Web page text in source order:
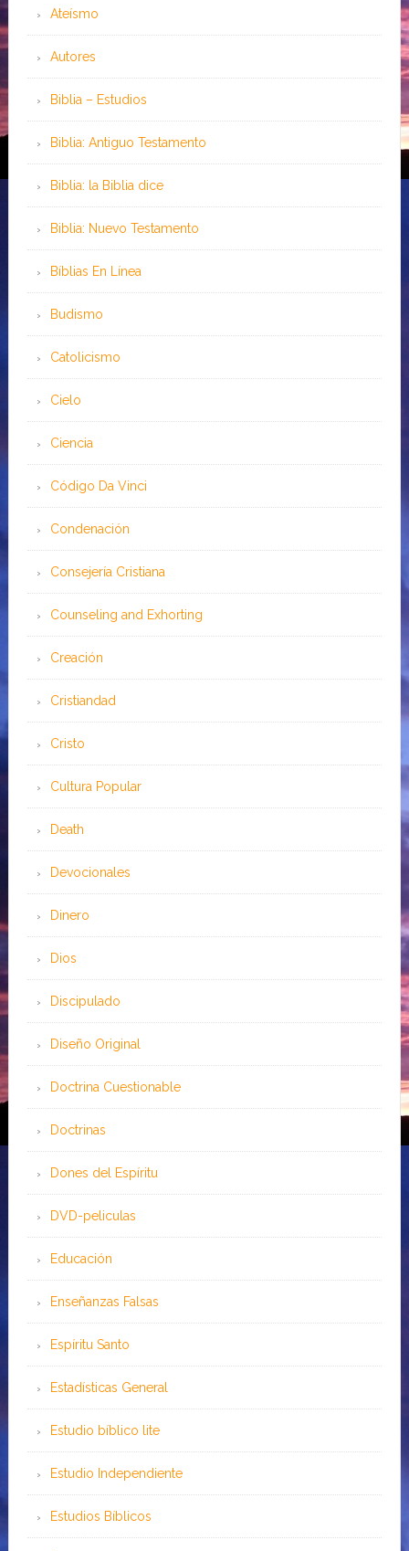
Ateísmo
Autores
Biblia – Estudios
Biblia: Antiguo Testamento
Biblia: la Biblia dice
Biblia: Nuevo Testamento
Bíblias En Línea
Budismo
Catolicismo
Cielo
Ciencia
Código Da Vinci
Condenación
Consejería Cristiana
Counseling and Exhorting
Creación
Cristiandad
Cristo
Cultura Popular
Death
Devocionales
Dinero
Dios
Discipulado
Diseño Original
Doctrina Cuestionable
Doctrinas
Dones del Espíritu
DVD-peliculas
Educación
Enseñanzas Falsas
Espíritu Santo
Estadísticas General
Estudio bíblico lite
Estudio Independiente
Estudios Bíblicos